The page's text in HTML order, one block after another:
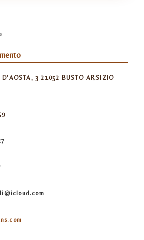
D'AOSTA, 3 21052 BUSTO ARSIZIO